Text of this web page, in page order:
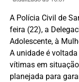
A Polícia Civil de
feira (22), a
Adolescente, à
A unidade é
vítimas em
planejada para